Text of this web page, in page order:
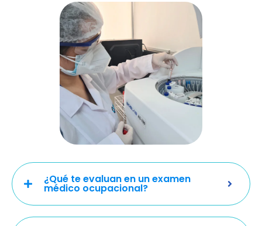
¿Qué te evaluan en un examen
médico ocupacional?